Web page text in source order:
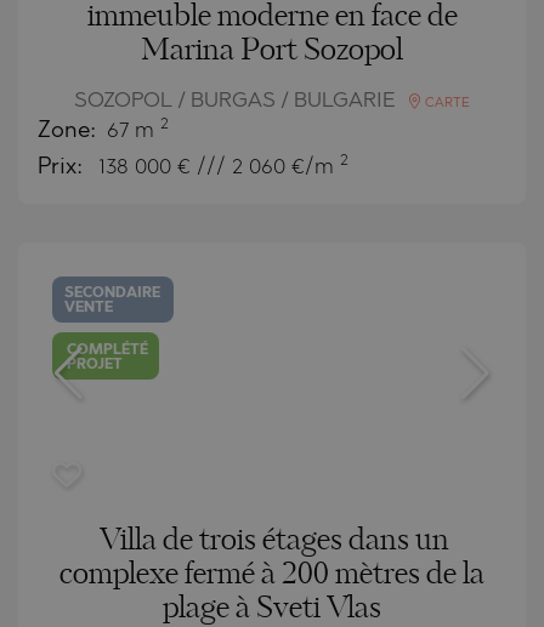
immeuble moderne en face de
Marina Port Sozopol
SOZOPOL / BURGAS / BULGARIE CARTE
Zone: 67 m 2
Prix: 138 000 € /// 2 060 €/m 2
SECONDAIRE
VENTE
COMPLÉTÉ
PROJET
Villa de trois étages dans un
complexe fermé à 200 mètres de la
plage à Sveti Vlas